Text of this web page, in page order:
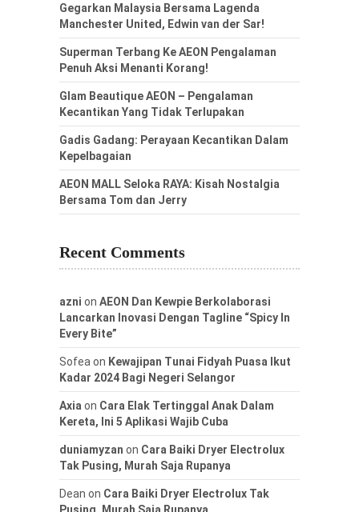
Gegarkan Malaysia Bersama Lagenda
Manchester United, Edwin van der Sar!
Superman Terbang Ke AEON Pengalaman
Penuh Aksi Menanti Korang!
Glam Beautique AEON – Pengalaman
Kecantikan Yang Tidak Terlupakan
Gadis Gadang: Perayaan Kecantikan Dalam
Kepelbagaian
AEON MALL Seloka RAYA: Kisah Nostalgia
Bersama Tom dan Jerry
Recent Comments
azni on AEON Dan Kewpie Berkolaborasi
Lancarkan Inovasi Dengan Tagline “Spicy In
Every Bite”
Sofea on Kewajipan Tunai Fidyah Puasa Ikut
Kadar 2024 Bagi Negeri Selangor
Axia on Cara Elak Tertinggal Anak Dalam
Kereta, Ini 5 Aplikasi Wajib Cuba
duniamyzan on Cara Baiki Dryer Electrolux
Tak Pusing, Murah Saja Rupanya
Dean on Cara Baiki Dryer Electrolux Tak